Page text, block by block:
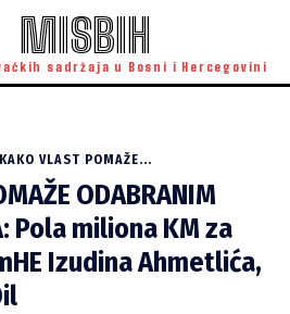
MISBIH
sadržaja u Bosni i Hercegovini
KAKO VLAST POMAŽE...
ODABRANIM
Pola miliona KM za
Izudina Ahmetlića,